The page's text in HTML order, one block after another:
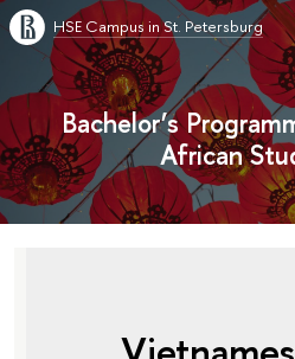
HSE Campus in St. Petersburg
Bachelor’s
African